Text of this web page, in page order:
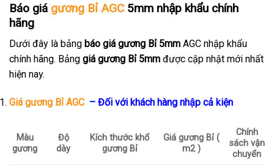
Báo giá gương Bỉ AGC5mm nhập khẩu chính
hãng
Dưới đây là bảng báo giá gương Bỉ 5mm AGC nhập khẩu
chính hãng. Bảng giá gương Bỉ 5mm được cập nhật mới nhất
hiện nay.
Giá gương Bỉ AGC – Đối với khách hàng nhập cả kiện
Màu
gương
Độ
dày
Kích thước khổ
gương Bỉ
Giá gương Bỉ (
m2 )
Chính
sách vận
chuyển